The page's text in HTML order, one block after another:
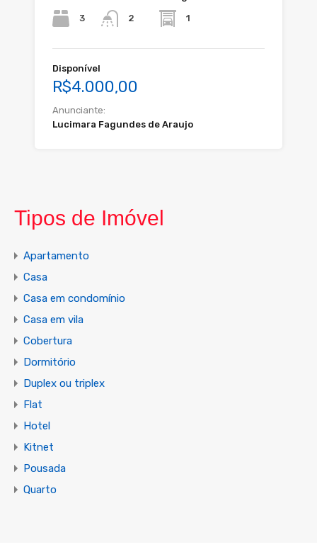
3 2 1
Disponível
R$4.000,00
Anunciante:
Lucimara Fagundes de Araujo
Tipos de Imóvel
Apartamento
Casa
Casa em condomínio
Casa em vila
Cobertura
Dormitório
Duplex ou triplex
Flat
Hotel
Kitnet
Pousada
Quarto